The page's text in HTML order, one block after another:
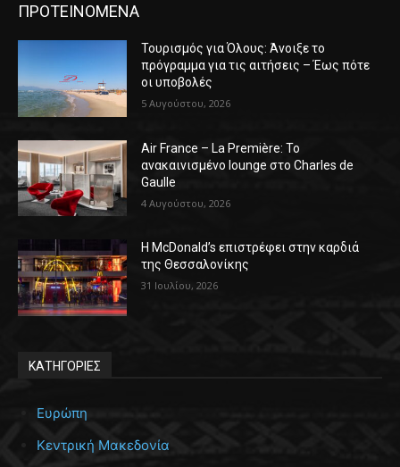
ΠΡΟΤΕΙΝΟΜΕΝΑ
Τουρισμός για Όλους: Άνοιξε το
πρόγραμμα για τις αιτήσεις – Έως πότε
οι υποβολές
5 Αυγούστου, 2026
Air France – La Première: Το
ανακαινισμένο lounge στο Charles de
Gaulle
4 Αυγούστου, 2026
Η McDonald’s επιστρέφει στην καρδιά
της Θεσσαλονίκης
31 Ιουλίου, 2026
ΚΑΤΗΓΟΡΙΕΣ
Ευρώπη
Κεντρική Μακεδονία